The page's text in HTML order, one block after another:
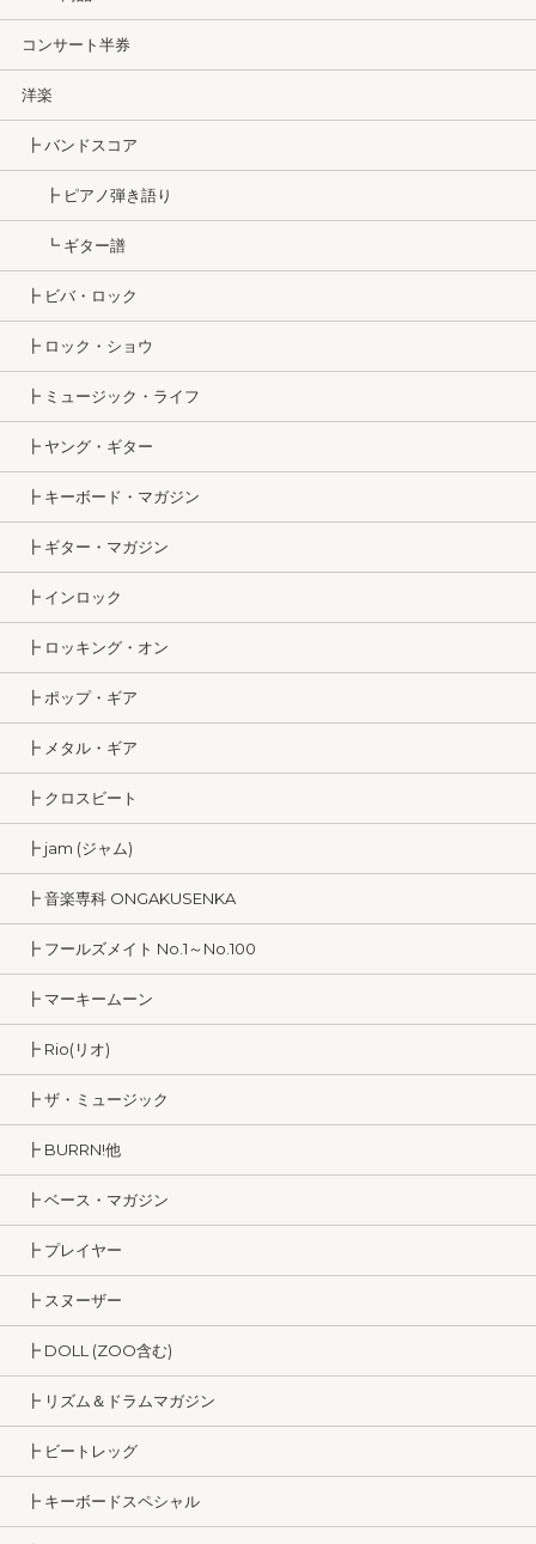
コンサート半券
洋楽
┣ バンドスコア
┣ ピアノ弾き語り
┗ ギター譜
┣ ビバ・ロック
┣ ロック・ショウ
┣ ミュージック・ライフ
┣ ヤング・ギター
┣ キーボード・マガジン
┣ ギター・マガジン
┣ インロック
┣ ロッキング・オン
┣ ポップ・ギア
┣ メタル・ギア
┣ クロスビート
┣ jam (ジャム)
┣ 音楽専科 ONGAKUSENKA
┣ フールズメイト No.1～No.100
┣ マーキームーン
┣ Rio(リオ)
┣ ザ・ミュージック
┣ BURRN!他
┣ ベース・マガジン
┣ プレイヤー
┣ スヌーザー
┣ DOLL (ZOO含む)
┣ リズム＆ドラムマガジン
┣ ビートレッグ
┣ キーボードスペシャル